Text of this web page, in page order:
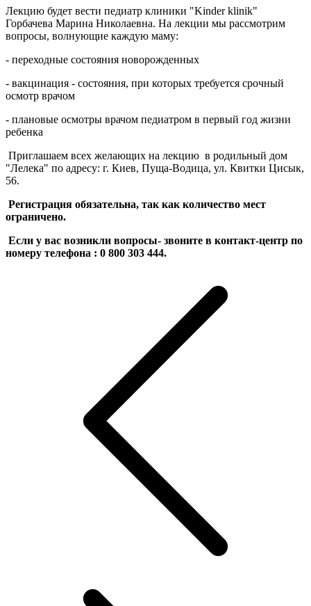
Лекцию будет вести педиатр клиники "Kinder klinik"
Горбачева Марина Николаевна. На лекции мы рассмотрим
вопросы, волнующие каждую маму:
- переходные состояния новорожденных
- вакцинация - состояния, при которых требуется срочный
осмотр врачом
- плановые осмотры врачом педиатром в первый год жизни
ребенка
Приглашаем всех желающих на лекцию в родильный дом
"Лелека" по адресу: г. Киев, Пуща-Водица, ул. Квитки Цисык,
56.
Регистрация обязательна, так как количество мест
ограничено.
Если у вас возникли вопросы- звоните в контакт-центр по
номеру телефона : 0 800 303 444.